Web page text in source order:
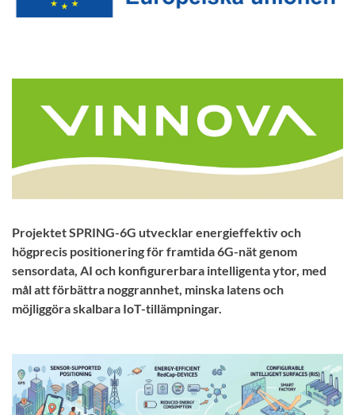
Projektet SPRING-6G utvecklar energieffektiv och
högprecis positionering för framtida 6G-nät genom
sensordata, AI och konfigurerbara intelligenta ytor, med
mål att förbättra noggrannhet, minska latens och
möjliggöra skalbara IoT-tillämpningar.